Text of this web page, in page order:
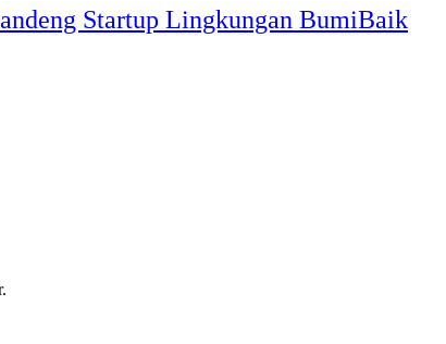
Startup Lingkungan BumiBaik